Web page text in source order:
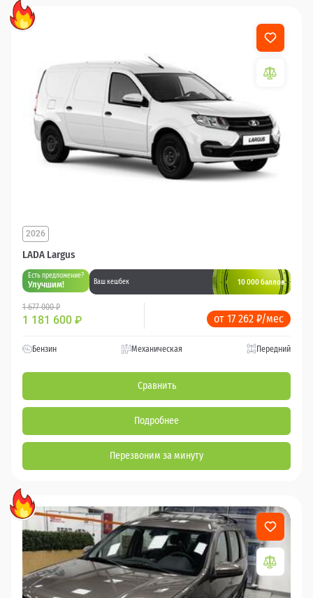
LADA Largus
2026
Есть предложение?
Улучшим! Ваш кешбек 10 000 баллов
1 677 000 ₽
1 181 600 ₽ от 17 262 ₽/мес
Бензин Механическая Передний
Сравнить
Подробнее
Перезвоним за минуту